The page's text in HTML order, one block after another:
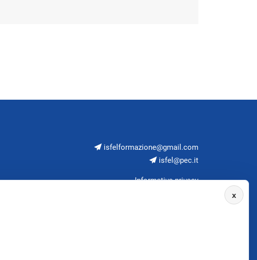
isfelformazione@gmail.com
isfel@pec.it
Informativa privacy
x